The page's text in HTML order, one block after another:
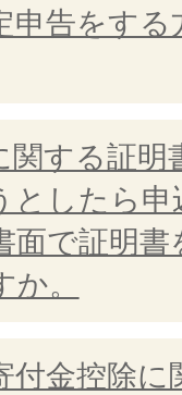
申告をする
関する証
としたら申
面で証明書
。
付金控除に